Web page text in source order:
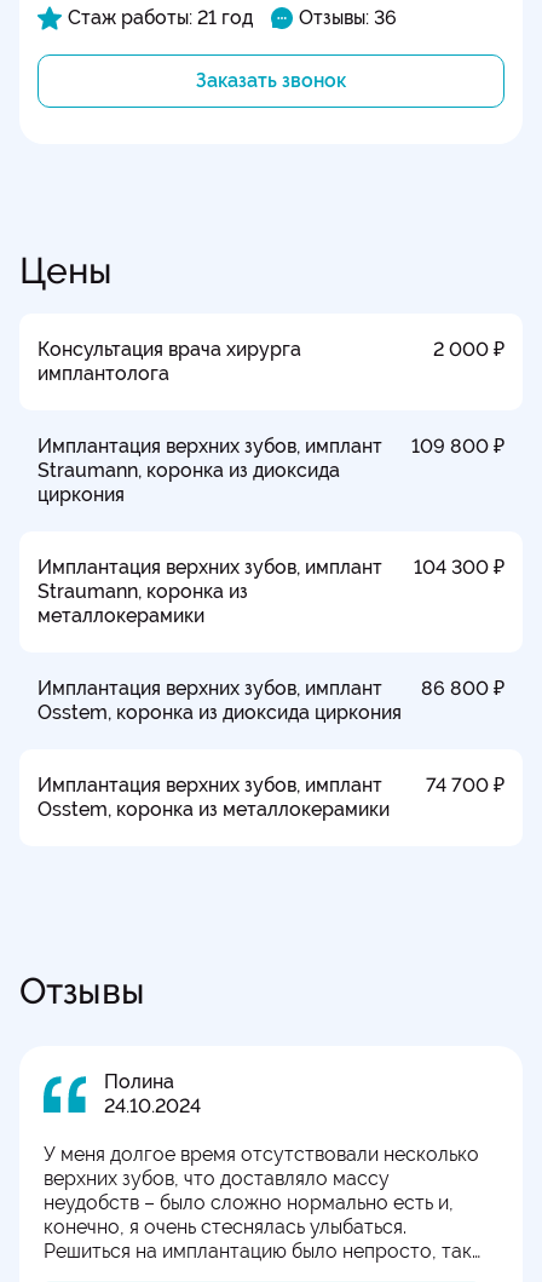
Стаж работы: 21 год Отзывы: 36
Заказать звонок
Цены
Консультация врача хирурга
имплантолога
2 000 ₽
Имплантация верхних зубов, имплант
Straumann, коронка из диоксида
циркония
109 800 ₽
Имплантация верхних зубов, имплант
Straumann, коронка из
металлокерамики
104 300 ₽
Имплантация верхних зубов, имплант
Osstem, коронка из диоксида циркония
86 800 ₽
Имплантация верхних зубов, имплант
Osstem, коронка из металлокерамики
74 700 ₽
Отзывы
Полина
24.10.2024
У меня долгое время отсутствовали несколько
верхних зубов, что доставляло массу
неудобств – было сложно нормально есть и,
конечно, я очень стеснялась улыбаться.
Решиться на имплантацию было непросто, так